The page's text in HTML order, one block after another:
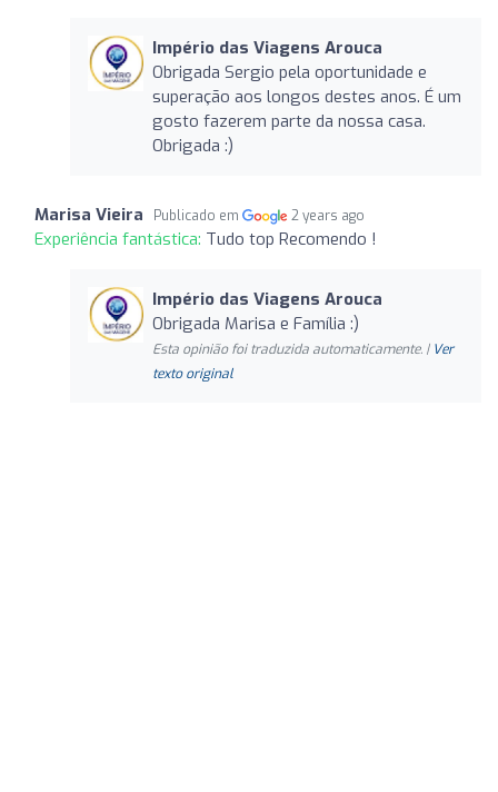
Império das Viagens Arouca
Obrigada Sergio pela oportunidade e
superação aos longos destes anos. É um
gosto fazerem parte da nossa casa.
Obrigada :)
Marisa Vieira Publicado em 2 years ago
Experiência fantástica: Tudo top Recomendo !
Império das Viagens Arouca
Obrigada Marisa e Família :)
Esta opinião foi traduzida automaticamente. | Ver
texto original